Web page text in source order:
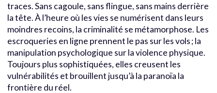
traces. Sans cagoule, sans flingue, sans mains derrière
la tête. À l’heure où les vies se numérisent dans leurs
moindres recoins, la criminalité se métamorphose. Les
escroqueries en ligne prennent le pas sur les vols ; la
manipulation psychologique sur la violence physique.
Toujours plus sophistiquées, elles creusent les
vulnérabilités et brouillent jusqu’à la paranoïa la
frontière du réel.